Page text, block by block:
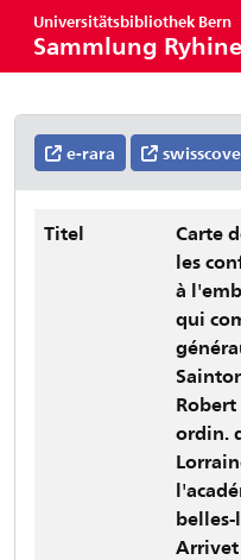
Universitätsbibliothek Bern
Sammlung
e-rara
Titel
Carte
les
à
qui
ordin.
belles-
Arrivet